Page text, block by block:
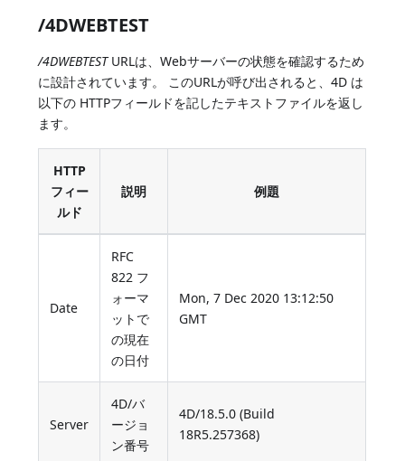
/4DWEBTEST
/4DWEBTESTURLは、Webサーバーの状態を確認するため
に設計されています。 このURLが呼び出されると、4D は
以下の HTTPフィールドを記したテキストファイルを返し
ます。
HTTP
フィー
ルド
説明 例題
Date
RFC
822 フ
ォーマ
ットで
の現在
の日付
Mon, 7 Dec 2020 13:12:50
GMT
Server
4D/バ
ージョ
ン番号
4D/18.5.0 (Build
18R5.257368)